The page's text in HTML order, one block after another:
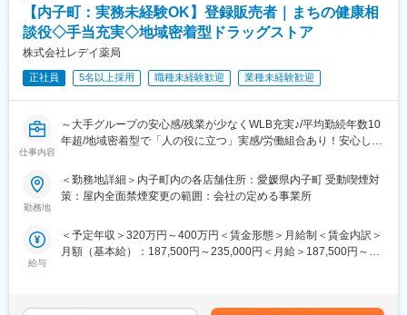
■労働組合があるので、安心して長く働ける仕組みがある：
職場での困りごとや意見を、労働組合を通じて会社に届けること
ができ、声を上げやすい環境があります。
＜数字で見るレデイ薬局＞
・男女比＝5：5
・平均勤続年数：10.9年
・月平均残業時間：8.7時間
変更の範囲：会社の定める業務
だく可能性があります。
＼仕事のやりがい／
レデイ薬局は、地域に密着したドラッグストアとして、
「健康相談ができる身近な存在」を目指しています。
◎日々の接客を通じてお客様から直接「ありがとう」をもらえる
◎将来的には店長として、店舗・人・地域をまとめる立場を目指
せる
です。
■現場から店舗運営まで段階的に成長できる環境：
レジ・商品管理などの基礎業務からスタートし、将来的には店長
【内子町：実務未経験OK】登録販売者｜まちの健康相
談役◇手当充実◇地域密着型ドラッグストア
株式会社レデイ薬局
正社員 5名以上採用 職種未経験歓迎 業種未経験歓迎
仕事内容
～大手グループの安心感/残業が少なくWLB充実♪/平均勤続年数10
年超/地域密着型で「人の役に立つ」実感/労働組合あり！安心して
■仕事内容：
まずは、レジ業務や商品管理などの基礎業務からスタートし、店
舗運営の基本を学んでいただきます。
勤務地
＜勤務地詳細＞内子町内の各店舗住所：愛媛県内子町 受動喫煙対
策：屋内全面禁煙変更の範囲：会社の定める事業所
給与
＜予定年収＞320万円～400万円＜賃金形態＞月給制＜賃金内訳＞
月額（基本給）：187,500円～235,000円＜月給＞187,500円～